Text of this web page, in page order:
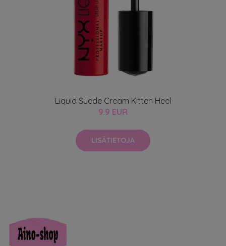
Liquid Suede Cream Kitten Heel
9.9 EUR
LISÄTIETOJA